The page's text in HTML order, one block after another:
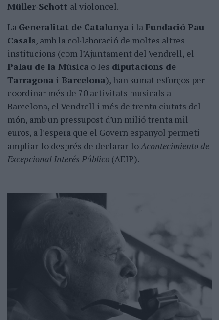
Müller-Schott al violoncel.
La Generalitat de Catalunya i la Fundació Pau
Casals, amb la col·laboració de moltes altres
institucions (com l’Ajuntament del Vendrell, el
Palau de la Música o les diputacions de
Tarragona i Barcelona), han sumat esforços per
coordinar més de 70 activitats musicals a
Barcelona, el Vendrell i més de trenta ciutats del
món, amb un pressupost d’un milió trenta mil
euros, a l’espera que el Govern espanyol permeti
ampliar-lo després de declarar-loAcontecimiento de
Excepcional Interés Público (AEIP).